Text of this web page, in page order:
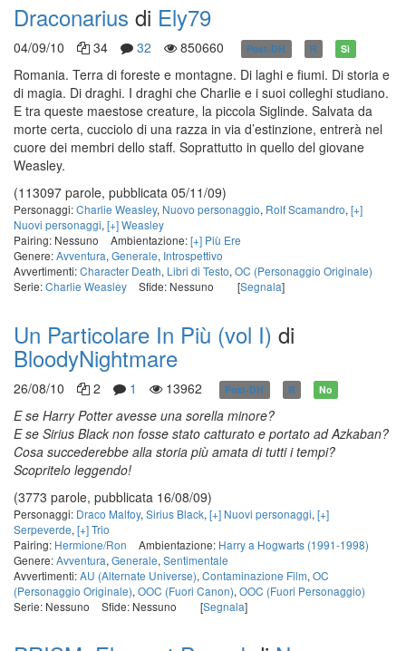
Draconarius di Ely79
04/09/10 34 32 850660 Post-DH R Sì
Romania. Terra di foreste e montagne. Di laghi e fiumi. Di storia e
di magia. Di draghi. I draghi che Charlie e i suoi colleghi studiano.
E tra queste maestose creature, la piccola Siglinde. Salvata da
morte certa, cucciolo di una razza in via d’estinzione, entrerà nel
cuore dei membri dello staff. Soprattutto in quello del giovane
Weasley.
(113097 parole, pubblicata 05/11/09)
Personaggi:Charlie Weasley, Nuovo personaggio, Rolf Scamandro, [+]
Nuovi personaggi, [+] Weasley
Pairing: Nessuno
Ambientazione:[+] Più Ere
Genere:Avventura, Generale, Introspettivo
Avvertimenti:Character Death, Libri di Testo, OC (Personaggio Originale)
Serie:Charlie Weasley Sfide: Nessuno [Segnala]
Un Particolare In Più (vol I) di
BloodyNightmare
26/08/10 2 1 13962 Post-DH R No
E se Harry Potter avesse una sorella minore?
E se Sirius Black non fosse stato catturato e portato ad Azkaban?
Cosa succederebbe alla storia più amata di tutti i tempi?
Scopritelo leggendo!
(3773 parole, pubblicata 16/08/09)
Personaggi: Draco Malfoy, Sirius Black, [+] Nuovi personaggi, [+]
Serpeverde, [+] Trio
Pairing: Hermione/Ron Ambientazione: Harry a Hogwarts (1991-1998)
Genere:Avventura, Generale, Sentimentale
Avvertimenti:AU (Alternate Universe), Contaminazione Film, OC
(Personaggio Originale), OOC (Fuori Canon), OOC (Fuori Personaggio)
Serie: Nessuno
Sfide: Nessuno [Segnala]